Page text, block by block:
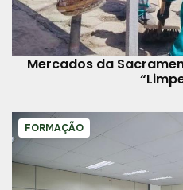
Mercados da
FORMAÇÃO